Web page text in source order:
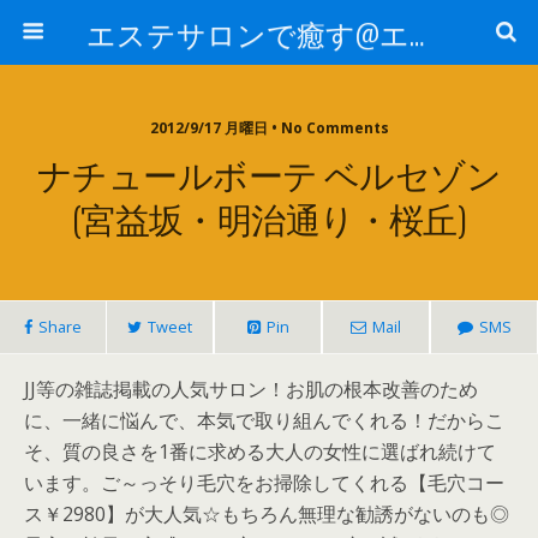
エステサロンで癒す@エステ～全国エステ情報
2012/9/17 月曜日 • No Comments
ナチュールボーテ ベルセゾン
(宮益坂・明治通り・桜丘)
Share Tweet Pin Mail SMS
JJ等の雑誌掲載の人気サロン！お肌の根本改善のため
に、一緒に悩んで、本気で取り組んでくれる！だからこ
そ、質の良さを1番に求める大人の女性に選ばれ続けて
います。ご～っそり毛穴をお掃除してくれる【毛穴コー
ス￥2980】が大人気☆もちろん無理な勧誘がないのも◎